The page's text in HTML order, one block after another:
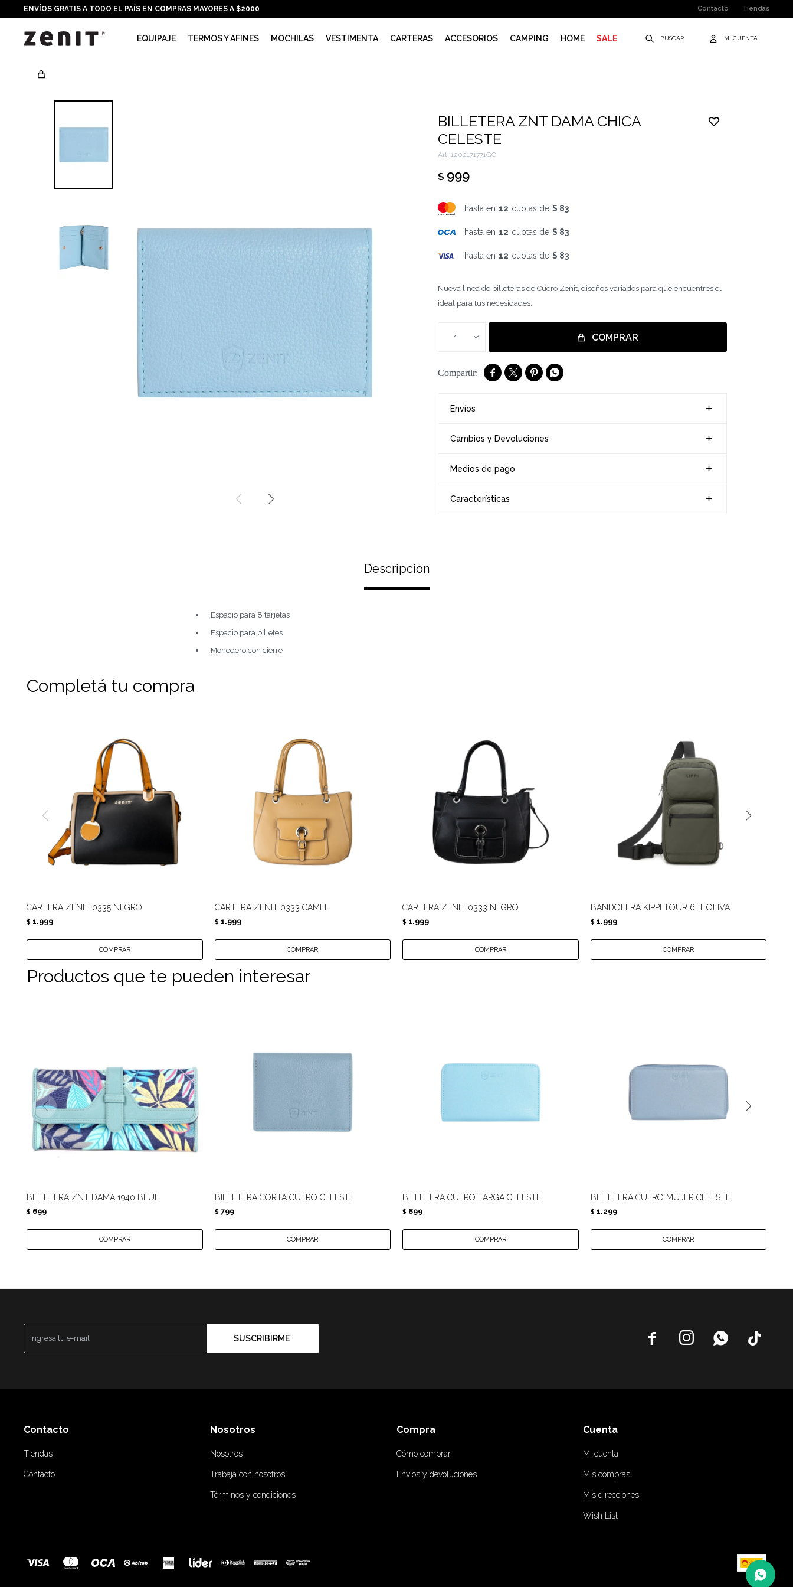
EQUIPAJE TERMOS Y AFINES MOCHILAS VESTIMENTA CARTERAS ACCESORIOS CAMPING HOME SALE
ENVÍOS GRATIS A TODO EL PAÍS EN COMPRAS MAYORES A $2000 Contacto Tiendas
BILLETERA ZNT DAMA CHICA
CELESTE
1202171771GC
$ 999
hasta en 12 cuotas de $ 83
hasta en 12 cuotas de $ 83
hasta en 12 cuotas de $ 83
Nueva linea de billeteras de Cuero Zenit, diseños variados para que encuentres el
ideal para tus necesidades.
1 COMPRAR
   
Envíos
Cambios y Devoluciones
Medios de pago
Características
Descripción
Espacio para 8 tarjetas
Espacio para billetes
Monedero con cierre
Completá tu compra
CARTERA ZENIT 0335 NEGRO
$ 1.999
CARTERA ZENIT 0333 CAMEL
$ 1.999
CARTERA ZENIT 0333 NEGRO
$ 1.999
BANDOLERA KIPPI TOUR 6LT OLIVA
$ 1.999
Productos que te pueden interesar
BILLETERA ZNT DAMA 1940 BLUE
$ 699
BILLETERA CORTA CUERO CELESTE
$ 799
BILLETERA CUERO LARGA CELESTE
$ 899
BILLETERA CUERO MUJER CELESTE
$ 1.299
SUSCRIBIRME    
Contacto
Tiendas
Contacto
Nosotros
Nosotros
Trabaja con nosotros
Términos y condiciones
Compra
Cómo comprar
Envíos y devoluciones
Cuenta
Mi cuenta
Mis compras
Mis direcciones
Wish List